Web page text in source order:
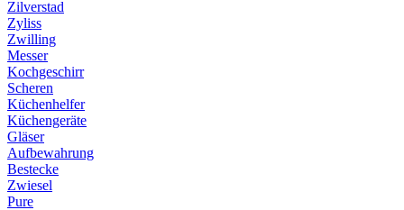
Zilverstad
Zyliss
Zwilling
Messer
Kochgeschirr
Scheren
Küchenhelfer
Küchengeräte
Gläser
Aufbewahrung
Bestecke
Zwiesel
Pure